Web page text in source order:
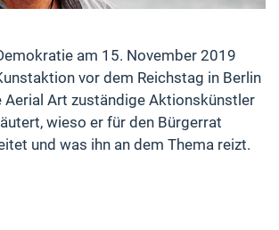
am 15. November 2019
vor dem Reichstag in Berlin
Aerial Art zuständige Aktionskünstler
wieso er für den Bürgerrat
und was ihn an dem Thema reizt.